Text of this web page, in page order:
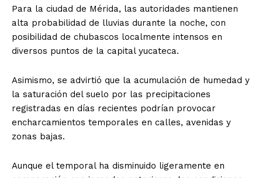
Para la ciudad de Mérida, las autoridades mantienen
alta probabilidad de lluvias durante la noche, con
posibilidad de chubascos localmente intensos en
diversos puntos de la capital yucateca.
Asimismo, se advirtió que la acumulación de humedad y
la saturación del suelo por las precipitaciones
registradas en días recientes podrían provocar
encharcamientos temporales en calles, avenidas y
zonas bajas.
Aunque el temporal ha disminuido ligeramente en